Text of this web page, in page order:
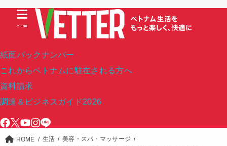
紙面バックナンバー
これからベトナムに駐在される方へ
資料請求
調達＆ビジネスガイド2026
MENU
HOME 生活
美容・スパ・マッサージ